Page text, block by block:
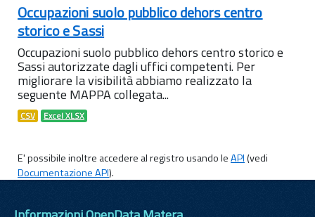
Occupazioni suolo pubblico dehors centro
storico e Sassi
Occupazioni suolo pubblico dehors centro storico e
Sassi autorizzate dagli uffici competenti. Per
migliorare la visibilità abbiamo realizzato la
seguente MAPPA collegata...
CSV Excel XLSX
E' possibile inoltre accedere al registro usando leAPI(vedi
Documentazione API).